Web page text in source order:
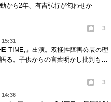
から2年、有吉弘行が匂わせか
3
15:31
TIME,』出演。双極性障害公表の理
る。子供からの言葉明かし批判も…
3
14:36